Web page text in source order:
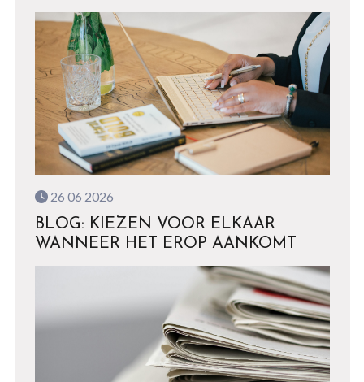
26 06 2026
BLOG: KIEZEN VOOR ELKAAR
WANNEER HET EROP AANKOMT